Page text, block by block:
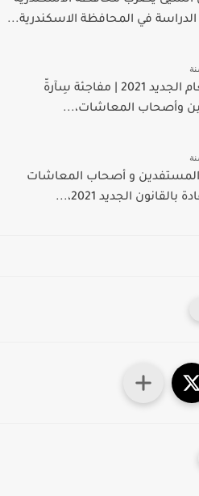
في المحافظة الاسكندرية...
بداية العام الجديد 2021 | مفاجئة سِآرةّ
وأصحاب المعاشات،...
و أصحاب المعاشات
الجديد 2021،...